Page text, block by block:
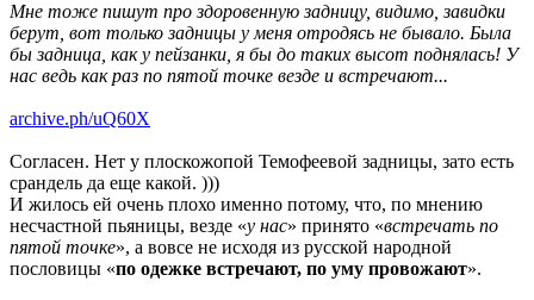
Мне тоже пишут про здоровенную задницу, видимо, завидки
берут, вот только задницы у меня отродясь не бывало. Была
бы задница, как у пейзанки, я бы до таких высот поднялась! У
нас ведь как раз по пятой точке везде и встречают...
archive.ph/uQ60X
Согласен. Нет у плоскожопой Темофеевой задницы, зато есть
срандель да еще какой. )))
И жилось ей очень плохо именно потому, что, по мнению
несчастной пьяницы, везде «у нас» принято «встречать по
пятой точке», а вовсе не исходя из русской народной
пословицы «по одежке встречают, по уму провожают».